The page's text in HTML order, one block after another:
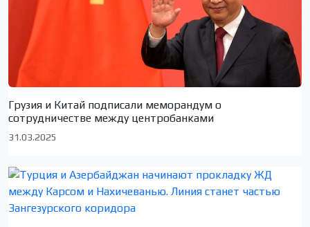
Грузия и Китай подписали меморандум о
сотрудничестве между центробанками
31.03.2025